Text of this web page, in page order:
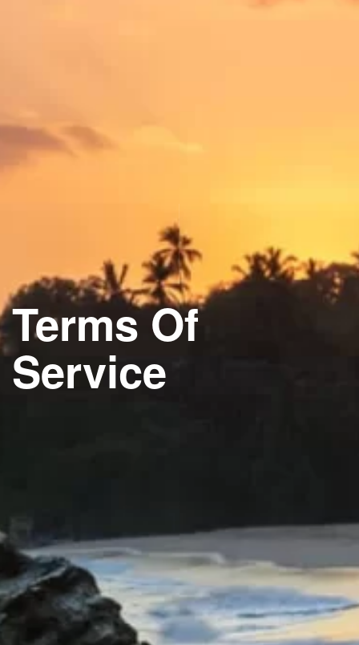
Terms Of
Service